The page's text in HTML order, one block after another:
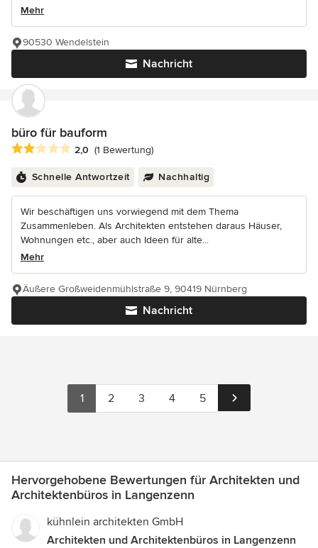
Mehr
Nachricht
90530 Wendelstein
büro für bauform
Durchschnittliche Bewertung: 2 von 5 Sternen
2,0 (1 Bewertung)
Schnelle Antwortzeit Nachhaltig
Wir beschäftigen uns vorwiegend mit dem Thema
Zusammenleben. Als Architekten entstehen daraus Häuser,
Wohnungen etc., aber auch Ideen für alte...
Mehr
Nachricht
Äußere Großweidenmühlstraße 9, 90419 Nürnberg
1 2 3 4 5
Hervorgehobene Bewertungen für Architekten und
Architektenbüros in Langenzenn
kühnlein architekten GmbH
Architekten und Architektenbüros in Langenzenn